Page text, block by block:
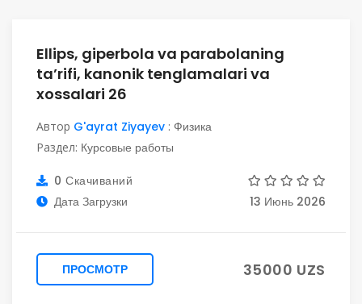
Ellips, giperbola va parabolaning
ta’rifi, kanonik tenglamalari va
xossalari 26
Автор G'ayrat Ziyayev : Физика
Раздел: Курсовые работы
0 Скачиваний
Дата Загрузки
13 Июнь 2026
ПРОСМОТР 35000 UZS